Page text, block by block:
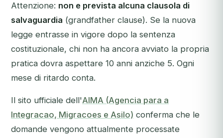
Attenzione: non e prevista alcuna clausola di
salvaguardia (grandfather clause). Se la nuova
legge entrasse in vigore dopo la sentenza
costituzionale, chi non ha ancora avviato la propria
pratica dovra aspettare 10 anni anziche 5. Ogni
mese di ritardo conta.
Il sito ufficiale dell'AIMA (Agencia para a
Integracao, Migracoes e Asilo) conferma che le
domande vengono attualmente processate